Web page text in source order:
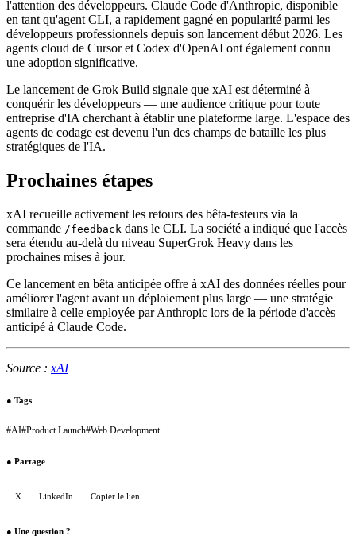
l'attention des développeurs. Claude Code d'Anthropic, disponible
en tant qu'agent CLI, a rapidement gagné en popularité parmi les
développeurs professionnels depuis son lancement début 2026. Les
agents cloud de Cursor et Codex d'OpenAI ont également connu
une adoption significative.
Le lancement de Grok Build signale que xAI est déterminé à
conquérir les développeurs — une audience critique pour toute
entreprise d'IA cherchant à établir une plateforme large. L'espace des
agents de codage est devenu l'un des champs de bataille les plus
stratégiques de l'IA.
Prochaines étapes
xAI recueille activement les retours des bêta-testeurs via la
commande /feedback dans le CLI. La société a indiqué que l'accès
sera étendu au-delà du niveau SuperGrok Heavy dans les
prochaines mises à jour.
Ce lancement en bêta anticipée offre à xAI des données réelles pour
améliorer l'agent avant un déploiement plus large — une stratégie
similaire à celle employée par Anthropic lors de la période d'accès
anticipé à Claude Code.
Source : xAI
● Tags
#AI#Product Launch#Web Development
● Partage
X LinkedIn Copier le lien
● Une question ?